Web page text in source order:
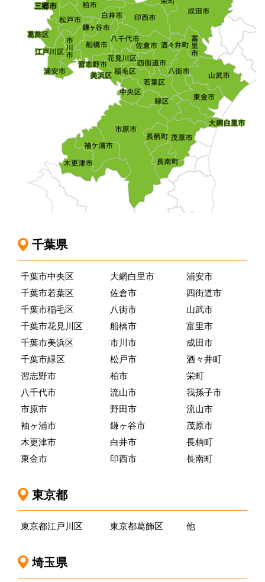
千葉県
千葉市中央区
千葉市若葉区
千葉市稲毛区
千葉市花見川区
千葉市美浜区
千葉市緑区
習志野市
八千代市
市原市
袖ヶ浦市
木更津市
東金市
大網白里市
佐倉市
八街市
船橋市
市川市
松戸市
柏市
流山市
野田市
鎌ヶ谷市
白井市
印西市
浦安市
四街道市
山武市
富里市
成田市
酒々井町
栄町
我孫子市
流山市
茂原市
長柄町
長南町
東京都
東京都江戸川区 東京都葛飾区 他
埼玉県